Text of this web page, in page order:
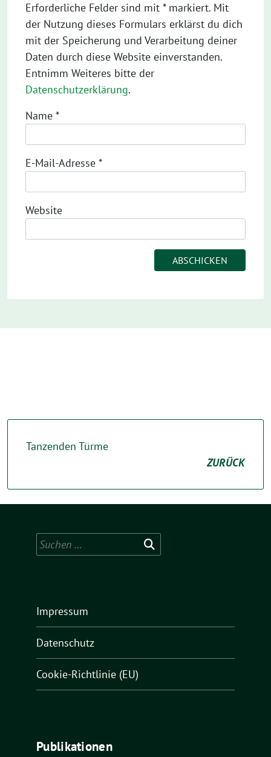
Erforderliche Felder sind mit * markiert. Mit
der Nutzung dieses Formulars erklärst du dich
mit der Speicherung und Verarbeitung deiner
Daten durch diese Website einverstanden.
Entnimm Weiteres bitte der
Datenschutzerklärung.
Name *
E-Mail-Adresse *
Website
Tanzenden Türme
ZURÜCK
Suchen
nach:
Impressum
Datenschutz
Cookie-Richtlinie (EU)
Publikationen